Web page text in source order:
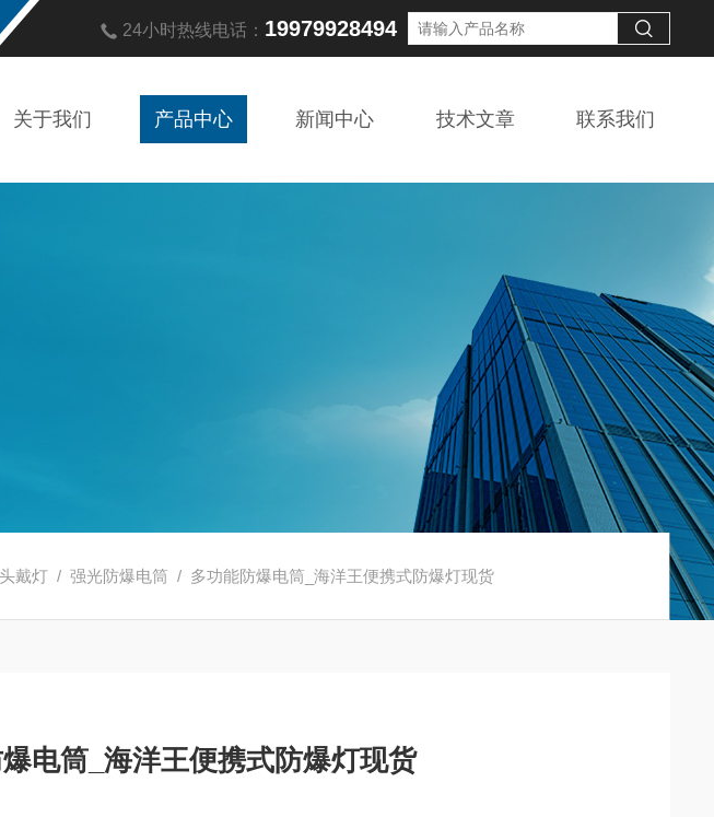
24小时热线电话： 19979928494
关于我们 产品中心 新闻中心 技术文章 联系我们
戴灯 /强光防爆电筒 / 多功能防爆电筒_海洋王便携式防爆灯现货
电筒_海洋王便携式防爆灯现货